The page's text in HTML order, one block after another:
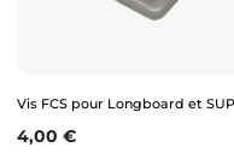
Vis FCS pour Longboard et SUP
Prix
4,00 €